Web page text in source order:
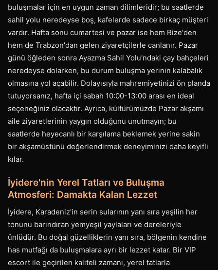
buluşmalar için en uygun zaman dilimleridir; bu saatlerde
sahil yolu neredeyse boş, kafelerde sadece birkaç müşteri
vardır. Hafta sonu cumartesi ve pazar ise hem Rize'den
hem de Trabzon'dan gelen ziyaretçilerle canlanır. Pazar
günü öğleden sonra Ayazma Sahil Yolu'ndaki çay bahçeleri
neredeyse dolarken, bu durum buluşma yerinin kalabalık
olmasına yol açabilir. Dolayısıyla mahremiyetinizi ön planda
tutuyorsanız, hafta içi sabah 10:00-13:00 arası en ideal
seçeneğiniz olacaktır. Ayrıca, kültürümüzde Pazar akşamı
aile ziyaretlerinin yaygın olduğunu unutmayın; bu
saatlerde heyecanlı bir karşılama beklemek yerine sakin
bir akşamüstünü değerlendirmek deneyiminizi daha keyifli
kılar.
İyidere'nin Yerel Tatları ve Buluşma
Atmosferi: Damakta Kalan Lezzet
İyidere, Karadeniz'in serin sularının yanı sıra yeşilin her
tonunu barındıran yemyeşil yaylaları ve dereleriyle
ünlüdür. Bu doğal güzelliklerin yanı sıra, bölgenin kendine
has mutfağı da buluşmalara ayrı bir lezzet katar. Bir VIP
escort ile geçirilen kaliteli zamanı, yerel tatlarla